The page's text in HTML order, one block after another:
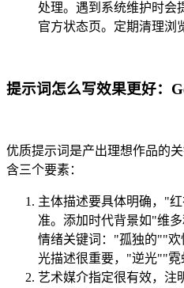
处理。遇到系统维护时会
官方状态页。定期清理浏
提示词怎么写效果更好：
优质提示词是产出理想作品的
含三个要素：
主体描述要具体明确，"
准。添加时代背景如"维
情绪关键词："孤独的""
光描述很重要，"逆光""霓
艺术媒介指定很有效，